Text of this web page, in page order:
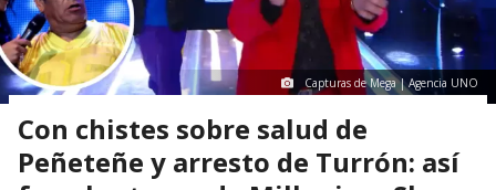
Capturas de Mega | Agencia UNO
Con chistes sobre salud de
Peñeteñe y arresto de Turrón: así